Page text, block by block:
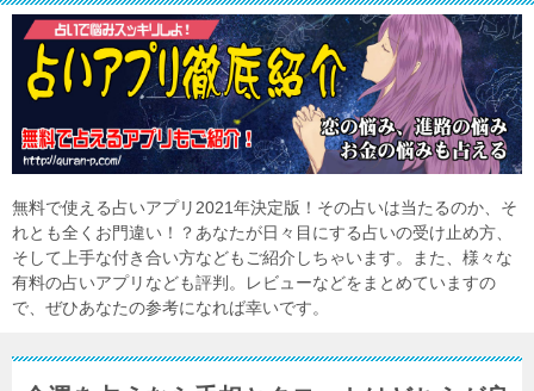
無料で使える占いアプリ2021年決定版！その占いは当たるのか、そ
れとも全くお門違い！？あなたが日々目にする占いの受け止め方、
そして上手な付き合い方などもご紹介しちゃいます。また、様々な
有料の占いアプリなども評判。レビューなどをまとめていますの
で、ぜひあなたの参考になれば幸いです。